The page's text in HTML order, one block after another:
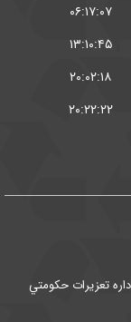
۰۶:۱۷:۰۷
۱۳:۱۰:۴۵
۲۰:۰۲:۱۸
۲۰:۲۲:۲۲
تعزيرات حكومتي